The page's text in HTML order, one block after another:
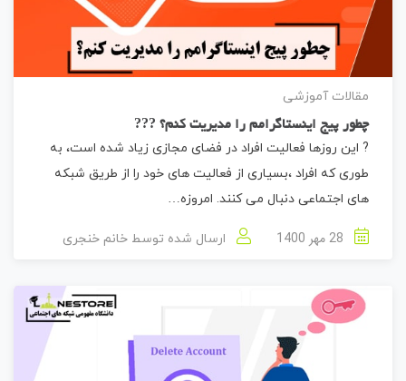
مقالات آموزشی
چطور پیج اینستاگرامم را مدیریت کنم؟ ??‍?
? این روزها فعالیت افراد در فضای مجازی زیاد شده است، به
طوری که افراد ،بسیاری از فعالیت های خود را از طریق شبکه
های اجتماعی دنبال می کنند. امروزه…
ارسال شده توسط خانم خنجری